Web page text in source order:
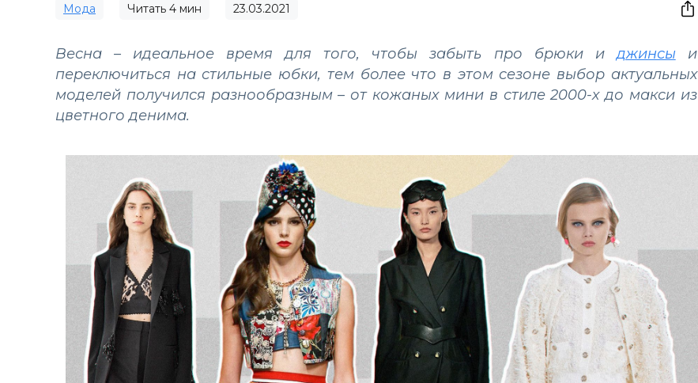
Мода Читать 4 мин 23.03.2021
Весна – идеальное время для того, чтобы забыть про брюки иджинсыи
переключиться на стильные юбки, тем более что в этом сезоне выбор актуальных
моделей получился разнообразным – от кожаных мини в стиле 2000-х до макси из
цветного денима.